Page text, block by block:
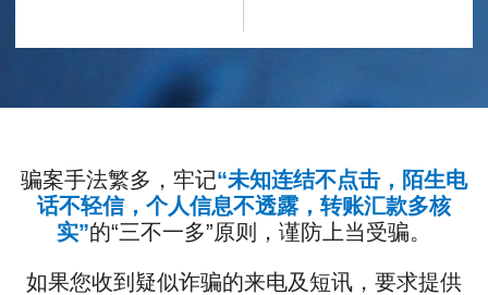
骗案手法繁多，牢记“未知连结不点击，陌生电
话不轻信，个人信息不透露，转账汇款多核
实”的“三不一多”原则，谨防上当受骗。
如果您收到疑似诈骗的来电及短讯，要求提供